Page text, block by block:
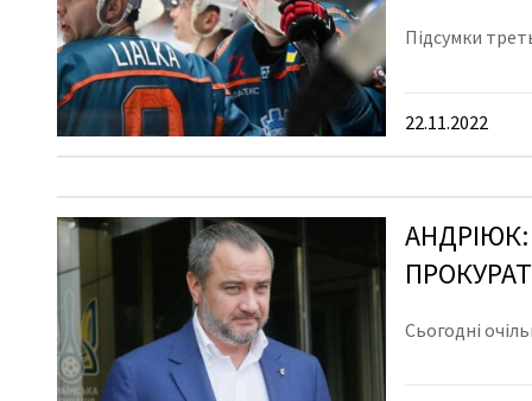
Підсумки
22.11.2022
Сьогодні